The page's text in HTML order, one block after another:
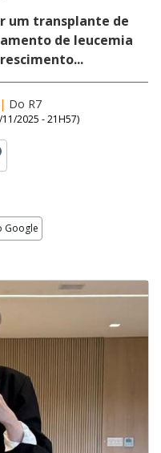
um transplante de
de leucemia
| Do R7
11/2025 - 21H57)
Google